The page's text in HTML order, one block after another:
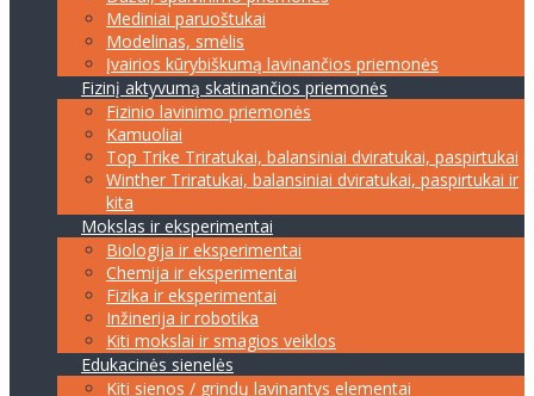
Mediniai paruoštukai
Modelinas, smėlis
Įvairios kūrybiškumą lavinančios priemonės
Fizinį aktyvumą skatinančios priemonės
Fizinio lavinimo priemonės
Kamuoliai
Top Trike Triratukai, balansiniai dviratukai, paspirtukai
Winther Triratukai, balansiniai dviratukai, paspirtukai ir
kita
Mokslas ir eksperimentai
Biologija ir eksperimentai
Chemija ir eksperimentai
Fizika ir eksperimentai
Inžinerija ir robotika
Kiti mokslai ir smagios veiklos
Edukacinės sienelės
Kiti sienos / grindų lavinantys elementai